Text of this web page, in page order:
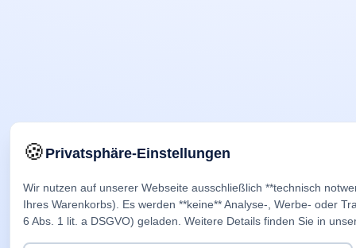
🍪Privatsphäre-Einstellungen
Wir nutzen auf unserer Webseite ausschließlich **technisch
Ihres Warenkorbs). Es werden **keine** Analyse-, Werbe- oder
6 Abs. 1 lit. a DSGVO) geladen. Weitere Details finden Sie in